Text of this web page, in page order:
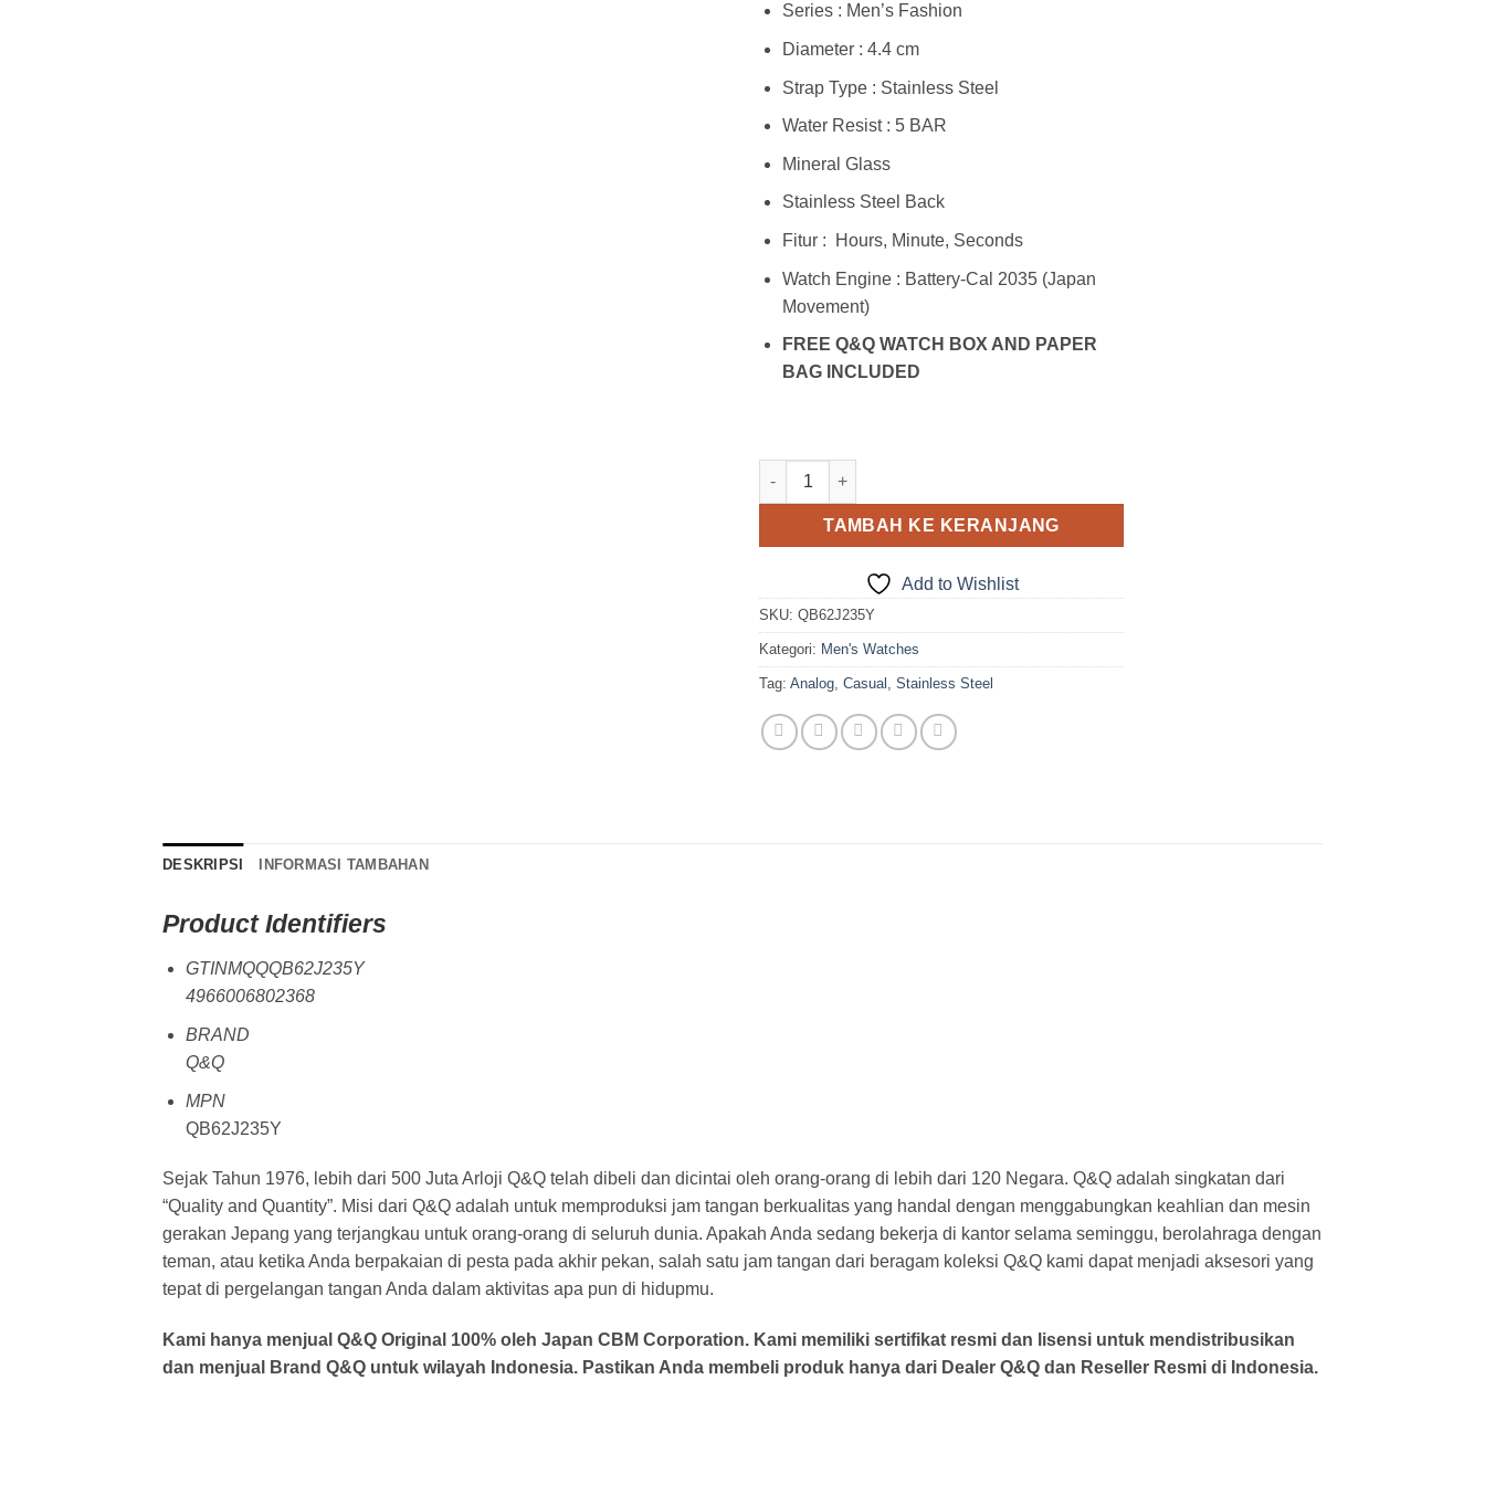
Series : Men’s Fashion
Diameter : 4.4 cm
Strap Type : Stainless Steel
Water Resist : 5 BAR
Mineral Glass
Stainless Steel Back
Fitur : Hours, Minute, Seconds
Watch Engine : Battery-Cal 2035 (Japan
Movement)
FREE Q&Q WATCH BOX AND PAPER
BAG INCLUDED
Kuantitas Q&Q QB62J235Y
TAMBAH KE KERANJANG
Add to Wishlist
SKU: QB62J235Y
Kategori: Men's Watches
Tag: Analog Casual Stainless Steel
DESKRIPSI INFORMASI TAMBAHAN
Product Identifiers
GTINMQQQB62J235Y
4966006802368
BRAND
Q&Q
MPN
QB62J235Y
Sejak Tahun 1976, lebih dari 500 Juta Arloji Q&Q telah dibeli dan dicintai oleh orang-orang di lebih dari 120 Negara. Q&Q adalah singkatan dari
“Quality and Quantity”. Misi dari Q&Q adalah untuk memproduksi jam tangan berkualitas yang handal dengan menggabungkan keahlian dan mesin
gerakan Jepang yang terjangkau untuk orang-orang di seluruh dunia. Apakah Anda sedang bekerja di kantor selama seminggu, berolahraga dengan
teman, atau ketika Anda berpakaian di pesta pada akhir pekan, salah satu jam tangan dari beragam koleksi Q&Q kami dapat menjadi aksesori yang
tepat di pergelangan tangan Anda dalam aktivitas apa pun di hidupmu.
Kami hanya menjual Q&Q Original 100% oleh Japan CBM Corporation. Kami memiliki sertifikat resmi dan lisensi untuk mendistribusikan
dan menjual Brand Q&Q untuk wilayah Indonesia. Pastikan Anda membeli produk hanya dari Dealer Q&Q dan Reseller Resmi di Indonesia.